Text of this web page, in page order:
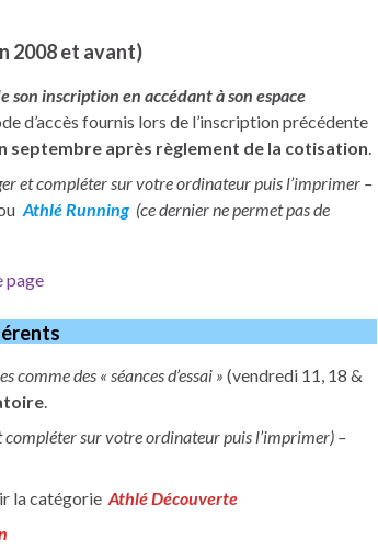
2008 et avant)
inscription en accédant à son espace
d’accès fournis lors de l’inscription précédente
septembre après règlement de la cotisation.
et compléter sur votre ordinateur puis l’imprimer –
Athlé Running (ce dernier ne permet pas de
page
comme des « séances d’essai » (vendredi 11, 18 &
.
compléter sur votre ordinateur puis l’imprimer) –
la catégorie Athlé Découverte